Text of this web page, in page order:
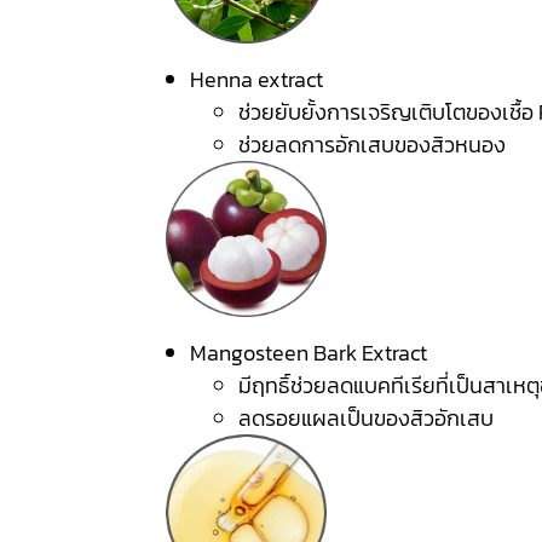
Henna extract
ช่วยยับยั้งการเจริญเติบโตของเชื้อ
ช่วยลดการอักเสบของสิวหนอง
Mangosteen Bark Extract
มีฤทธิ์ช่วยลดแบคทีเรียที่เป็นสาเห
ลดรอยแผลเป็นของสิวอักเสบ